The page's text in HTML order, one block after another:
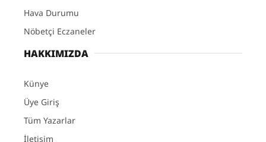
Hava Durumu
Nöbetçi Eczaneler
HAKKIMIZDA
Künye
Üye Giriş
Tüm Yazarlar
İletişim